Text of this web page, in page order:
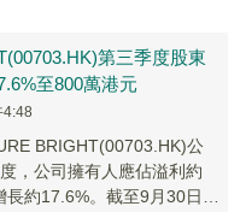
第三季度股東
至800萬港元
BRIGHT(00703.HK)公
，公司擁有人應佔溢利約
約17.6%。截至9月30日止